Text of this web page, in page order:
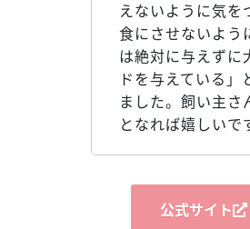
えないように気を
食にさせないよう
は絶対に与えずに
ドを与えている」
ました。飼い主さ
となれば嬉しいで
公式サイト